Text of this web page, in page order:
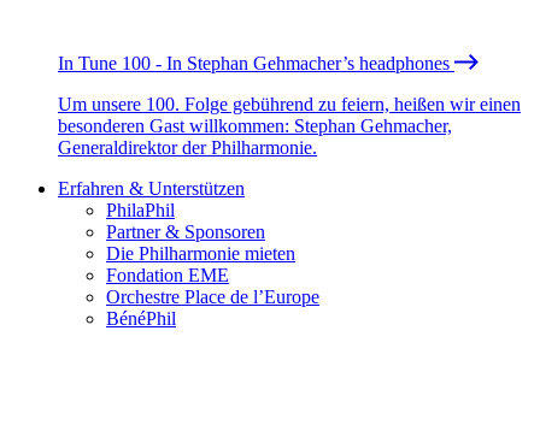
In Tune 100 - In Stephan Gehmacher’s headphones
Um unsere 100. Folge gebührend zu feiern, heißen wir einen
besonderen Gast willkommen: Stephan Gehmacher,
Generaldirektor der Philharmonie.
Erfahren & Unterstützen
PhilaPhil
Partner & Sponsoren
Die Philharmonie mieten
Fondation EME
Orchestre Place de l’Europe
BénéPhil